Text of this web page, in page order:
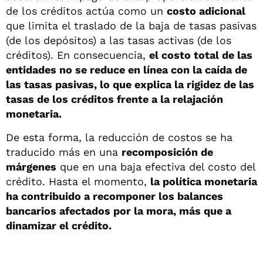
de los créditos actúa como un costo adicional
que limita el traslado de la baja de tasas pasivas
(de los depósitos) a las tasas activas (de los
créditos). En consecuencia, el costo total de las
entidades no se reduce en línea con la caída de
las tasas pasivas, lo que explica la rigidez de las
tasas de los créditos frente a la relajación
monetaria.
De esta forma, la reducción de costos se ha
traducido más en una recomposición de
márgenes que en una baja efectiva del costo del
crédito. Hasta el momento, la política monetaria
ha contribuido a recomponer los balances
bancarios afectados por la mora, más que a
dinamizar el crédito.